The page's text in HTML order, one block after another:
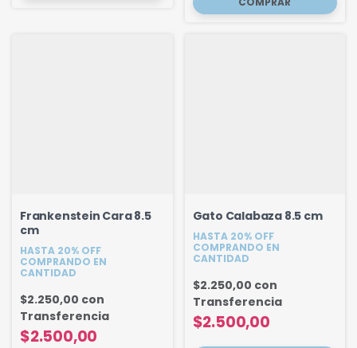
Frankenstein Cara 8.5
cm
HASTA 20% OFF
COMPRANDO EN
CANTIDAD
$2.500,00
$2.250,00 con
Transferencia
Gato Calabaza 8.5 cm
HASTA 20% OFF
COMPRANDO EN
CANTIDAD
$2.500,00
$2.250,00 con
Transferencia